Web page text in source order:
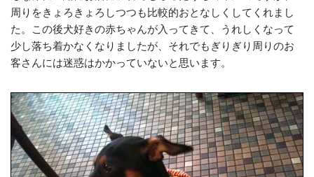
周りをきょろきょろしつつも比較的おとなしくしてくれまし
た。この後犬好きの赤ちゃんが入ってきて、うれしくなって
少し落ち着かなくなりましたが、それでもぎりぎり周りのお
客さんには迷惑はかかっていないと思います。